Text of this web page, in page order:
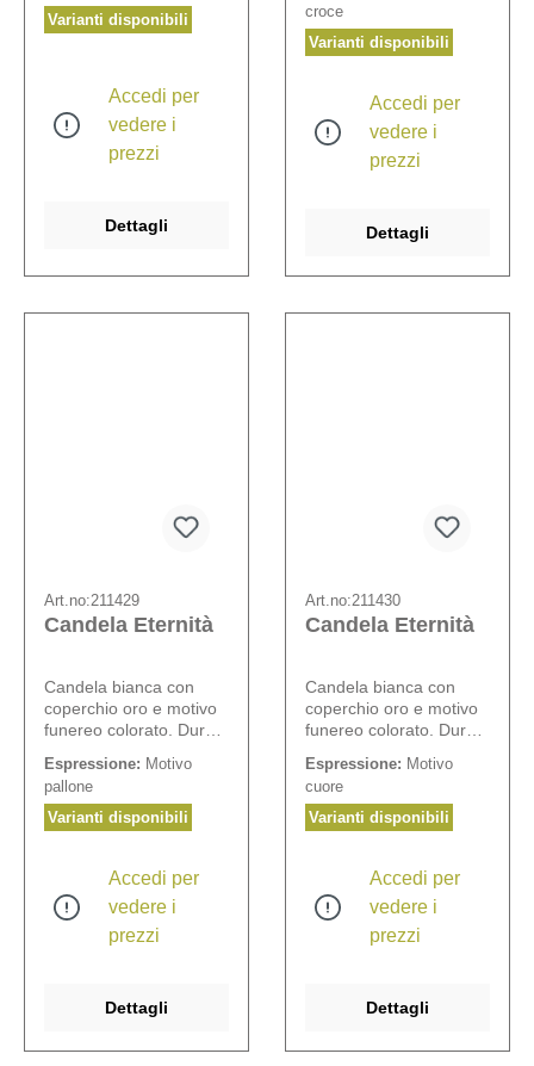
Varianti disponibili
Accedi per
vedere i
prezzi
Dettagli
croce
Varianti disponibili
Accedi per
vedere i
prezzi
Dettagli
Art.no:211429
Candela Eternità
Candela bianca con
coperchio oro e motivo
funereo colorato. Durata
Espressione: Motivo
pallone
Varianti disponibili
Accedi per
vedere i
prezzi
Dettagli
Art.no:211430
Candela Eternità
Candela bianca con
coperchio oro e motivo
funereo colorato. Durata
Espressione: Motivo
cuore
Varianti disponibili
Accedi per
vedere i
prezzi
Dettagli